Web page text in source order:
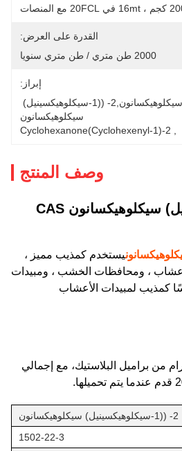
القدرة على العرض:
2000 طن متري / طن متري سنويا
إبراز:
سيكلوهيكسانون
2-(1-Cyclohexenyl)cyclohexanone
وصف المنتج
2- ((1-سيكلوهيكسينيل) سيكلوهيكسانون CAS
يستخدم كمذيب مميز ،
، ومحافظات الخشب ، ومبيدات
كمذيب لمبيدات الأعشاب
في 200 كيلوغرام من براميل البلاستيك، مع إجمالي
2- ((1-سيكلوهيكسينيل) سيكلوهيكسانون
1502-22-3